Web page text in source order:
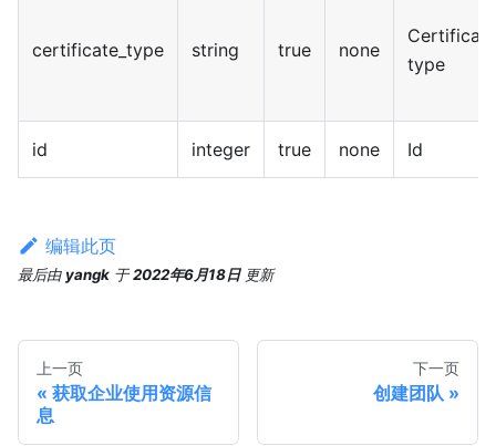
certificate_type string true none
Certificate
type
id integer true none Id
编辑此页
最后由 yangk 于2022年6月18日 更新
上一页
获取企业使用资源信
息
下一页
创建团队